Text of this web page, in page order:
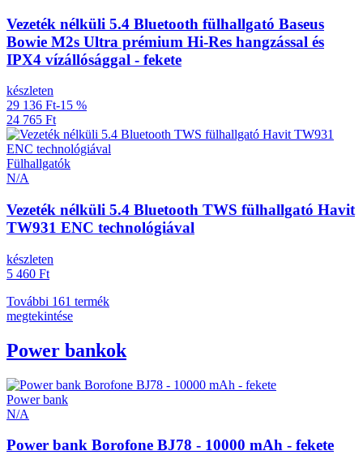
Vezeték nélküli 5.4 Bluetooth fülhallgató Baseus
Bowie M2s Ultra prémium Hi-Res hangzással és
IPX4 vízállósággal - fekete
készleten
29 136 Ft-15 %
24 765 Ft
Fülhallgatók
N/A
Vezeték nélküli 5.4 Bluetooth TWS fülhallgató Havit
TW931 ENC technológiával
készleten
5 460 Ft
További 161 termék
megtekintése
Power bankok
Power bank
N/A
Power bank Borofone BJ78 - 10000 mAh - fekete